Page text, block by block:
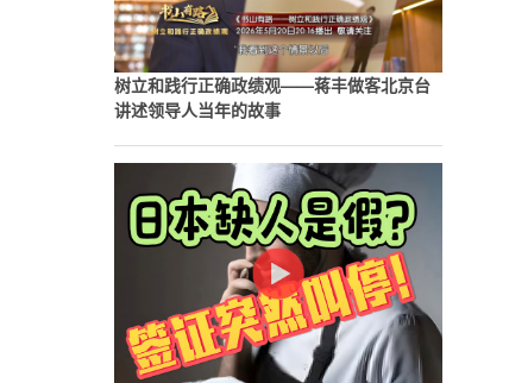
树立和践行正确政绩观——蒋丰做客北京台
讲述领导人当年的故事